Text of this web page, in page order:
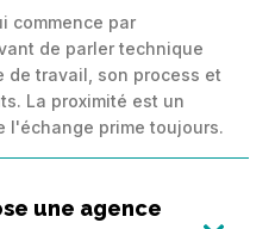
commence par
de parler technique
de travail, son process et
La proximité est un
l'échange prime toujours.
une agence